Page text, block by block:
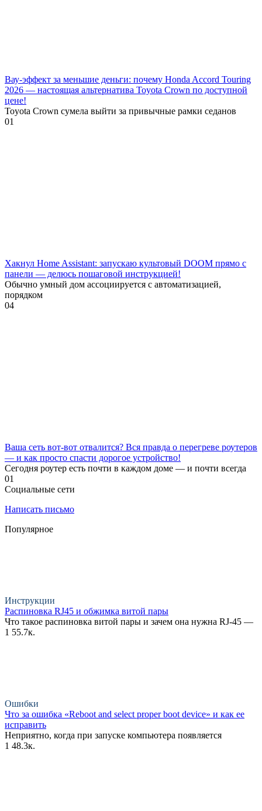
Вау-эффект за меньшие деньги: почему Honda Accord Touring
2026 — настоящая альтернатива Toyota Crown по доступной
цене!
Toyota Crown сумела выйти за привычные рамки седанов
01
Хакнул Home Assistant: запускаю культовый DOOM прямо с
панели — делюсь пошаговой инструкцией!
Обычно умный дом ассоциируется с автоматизацией,
порядком
04
Ваша сеть вот-вот отвалится? Вся правда о перегреве роутеров
— и как просто спасти дорогое устройство!
Сегодня роутер есть почти в каждом доме — и почти всегда
01
Социальные сети
Написать письмо
Популярное
Инструкции
Распиновка RJ45 и обжимка витой пары
Что такое распиновка витой пары и зачем она нужна RJ-45 —
1 55.7к.
Ошибки
Что за ошибка «Reboot and select proper boot device» и как ее
исправить
Неприятно, когда при запуске компьютера появляется
1 48.3к.